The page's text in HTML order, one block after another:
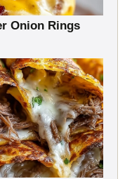
Onion Rings